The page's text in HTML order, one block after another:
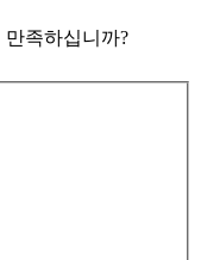
족하십니까?